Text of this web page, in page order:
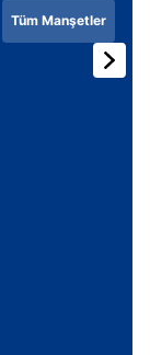
Tüm Manşetler